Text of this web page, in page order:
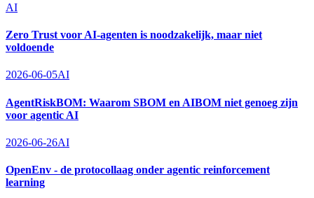
AI
Zero Trust voor AI-agenten is noodzakelijk, maar niet
voldoende
2026-06-05AI
AgentRiskBOM: Waarom SBOM en AIBOM niet genoeg zijn
voor agentic AI
2026-06-26AI
OpenEnv - de protocollaag onder agentic reinforcement
learning